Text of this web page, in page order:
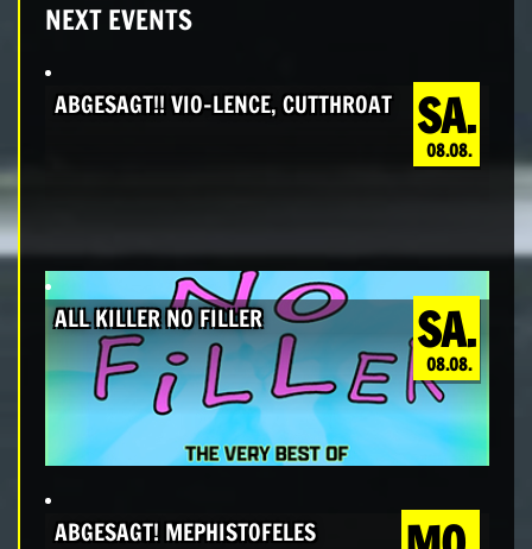
NEXT EVENTS
SA.
08.08.
ABGESAGT!! VIO-LENCE, CUTTHROAT
SA.
08.08.
ALL KILLER NO FILLER
ABGESAGT! MEPHISTOFELES